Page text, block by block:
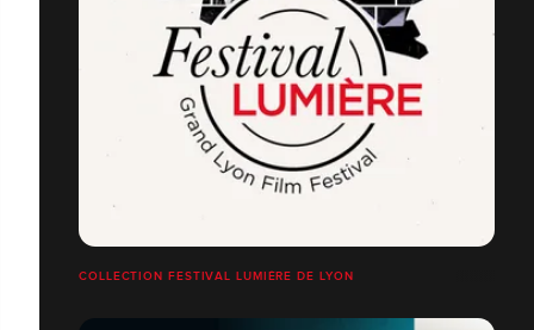
COLLECTION FESTIVAL LUMIÈRE DE LYON